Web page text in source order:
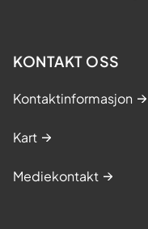
KONTAKT OSS
Kontaktinformasjon
Kart
Mediekontakt